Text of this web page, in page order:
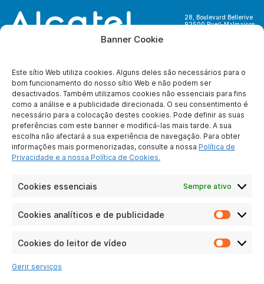
Banner Cookie
Este sítio Web utiliza cookies. Alguns deles são necessários para o
bom funcionamento do nosso sítio Web e não podem ser
desactivados. Também utilizamos cookies não essenciais para fins
como a análise e a publicidade direcionada. O seu consentimento é
necessário para a colocação destes cookies. Pode definir as suas
preferências com este banner e modificá-las mais tarde. A sua
escolha não afectará a sua experiência de navegação. Para obter
informações mais pormenorizadas, consulte a nossa Política de
Privacidade e a nossa Política de Cookies.
Cookies essenciais Sempre ativo
Cookies analíticos e de publicidade
Cookies do leitor de vídeo
Gerir serviços
28, Boulevard Bellerive
92500 Rueil-Malmaison
SOBRE NÓS
Quem somos nós ?
Para se tornar
parceiro
Contate-nos
Proteção de dados
Particulares